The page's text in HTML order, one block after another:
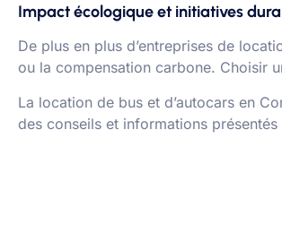
Impact écologique et initiatives
De plus en plus d’entreprises de
ou la compensation carbone. Choisir
La location de bus et d’autocars en
des conseils et informations